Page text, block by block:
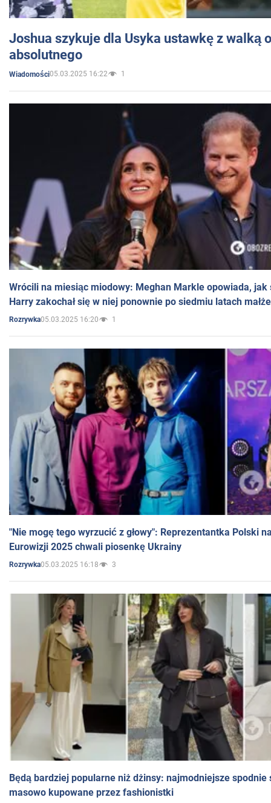
Joshua szykuje dla Usyka ustawkę z walką
absolutnego
Wiadomości05.03.2025 16:22 1
Wrócili na miesiąc miodowy: Meghan Markle opowiada, jak
Harry zakochał się w niej ponownie po siedmiu latach
Rozrywka05.03.2025 16:20 1
"Nie mogę tego wyrzucić z głowy": Reprezentantka Polski
Eurowizji 2025 chwali piosenkę Ukrainy
Rozrywka05.03.2025 16:18 3
Będą bardziej popularne niż dżinsy: najmodniejsze spodnie
masowo kupowane przez fashionistki